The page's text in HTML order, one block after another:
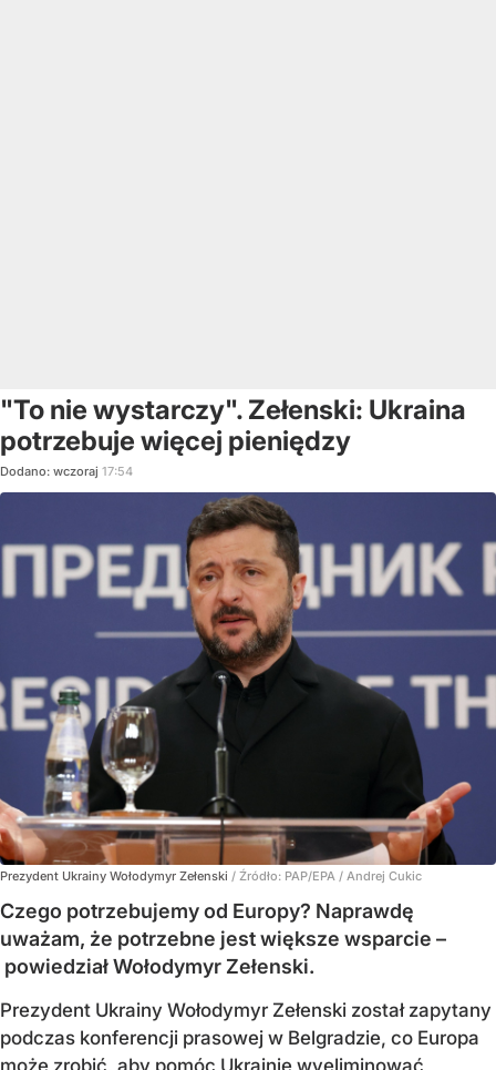
"To nie wystarczy". Zełenski: Ukraina
potrzebuje więcej pieniędzy
Dodano: wczoraj 17:54
Prezydent Ukrainy Wołodymyr Zełenski / Źródło: PAP/EPA / Andrej Cukic
Czego potrzebujemy od Europy? Naprawdę
uważam, że potrzebne jest większe wsparcie –
powiedział Wołodymyr Zełenski.
Prezydent Ukrainy Wołodymyr Zełenski został zapytany
podczas konferencji prasowej w Belgradzie, co Europa